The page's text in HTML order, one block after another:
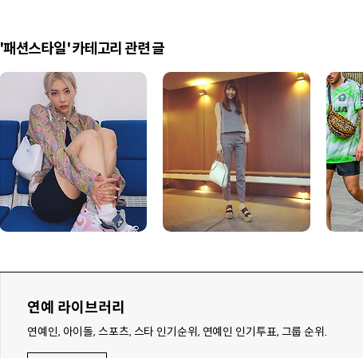
'패션스타일' 카테고리 관련 글
연예 라이브러리
연예인, 아이돌, 스포츠, 스타 인기순위, 연예인 인기투표, 그룹 순위.